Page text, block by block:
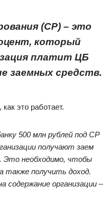
(СР) – это
который
платит ЦБ
заемных средств.
это работает.
500 млн рублей под СР
получают заем
Это необходимо, чтобы
также получить доход.
содержание организации –